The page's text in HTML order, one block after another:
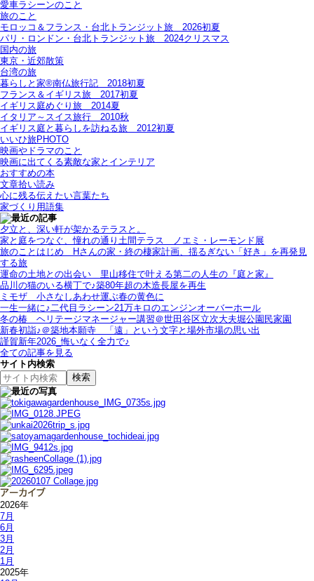
愛車ラシーンのこと
旅のこと
モロッコ＆フランス・台北トランジット旅＿2026初夏
パリ・ロンドン・台北トランジット旅＿2024クリスマス
国内の旅
東京・近郊散策
台湾の旅
暮らしと家®南仏旅行記＿2018初夏
フランス＆イギリス旅＿2017初夏
イギリス庭めぐり旅＿2014夏
イタリア～スイス旅行 2010秋
イギリス庭と暮らしを訪ねる旅＿2012初夏
いいひ旅PHOTO
映画やドラマのこと
映画に出てくる素敵な家とインテリア
おすすめの本
文章拾い読み
心に残る伝えたい言葉たち
家づくり用語集
夕立と、深い軒が架かるテラスと。
家と庭をつなぐ、憧れの通り土間テラス＿ノエミ・レーモンド展
旅のことはじめ＿Hさんの家・終の棲家計画、揺るぎない「好き」を再発見
する旅
運命の土地との出会い＿里山移住で叶える第二の人生の『庭と家』
品川の猫のいる横丁で♪築80年超の木造長屋を再生
ミモザ＿小さなしあわせ運ぶ春の黄色に
一生一緒に♪二代目ラシーン21万キロのエンジンオーバーホール
冬の椿＿ヘリテージマネージャー講習＠世田谷区立次大夫堀公園民家園
新春初詣♪＠築地本願寺＿「遠」という文字と場外市場の思い出
謹賀新年2026_悔いなく全力で♪
全ての記事を見る
サイト内検索
2026年
7月
6月
3月
2月
1月
2025年